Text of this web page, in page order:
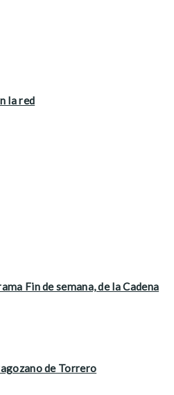
la red
Fin de semana, de la Cadena
de Torrero